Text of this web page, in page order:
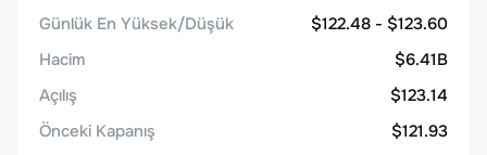
Günlük En Yüksek/Düşük
$122.48 - $123.60
Hacim
$6.41B
Açılış
$123.14
Önceki Kapanış
$121.93